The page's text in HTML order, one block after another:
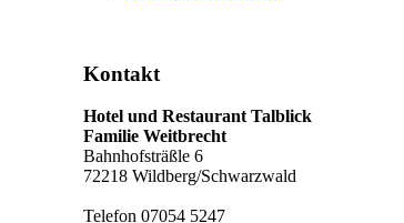
Kontakt
Hotel und Restaurant Talblick
Familie Weitbrecht
Bahnhofsträßle 6
72218 Wildberg/Schwarzwald
Telefon 07054 5247